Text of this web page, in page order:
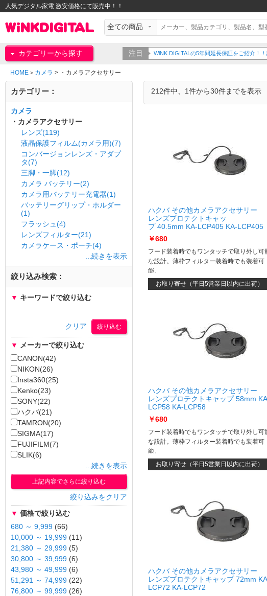
人気デジタル家電 激安価格にて販売中！！
カテゴリーから探す 注目 大型家電
！！詳細はこちらから
HOME > カメラ > ・カメラアクセサリー
212件中、1件から30件までを表示
ハクバ その他カメラアクセサリー
レンズプロテクトキャッ
プ 40.5mm KA-LCP405 KA-LCP405
￥680
フード装着時でもワンタッチで取り外し可
な設計。薄枠フィルター装着時でも装着可
能。
お取り寄せ（平日5営業日以内に出荷）
ハクバ その他カメラアクセサリー
レンズプロテクトキャップ 58mm
LCP58 KA-LCP58
￥680
フード装着時でもワンタッチで取り外し可
な設計。薄枠フィルター装着時でも装着可
能。
お取り寄せ（平日5営業日以内に出荷）
ハクバ その他カメラアクセサリー
レンズプロテクトキャップ 72mm
LCP72 KA-LCP72
カテゴリー：
カメラ
・カメラアクセサリー
レンズ(119)
液晶保護フィルム(カメラ用)(7)
コンバージョンレンズ・アダプ
タ(7)
三脚・一脚(12)
カメラ バッテリー(2)
カメラ用バッテリー充電器(1)
バッテリーグリップ・ホルダー
(1)
フラッシュ(4)
レンズフィルター(21)
カメラケース・ポーチ(4)
...続きを表示
絞り込み検索：
▼ キーワードで絞り込む
クリア
▼ メーカーで絞り込む
CANON(42)
NIKON(26)
Insta360(25)
Kenko(23)
SONY(22)
ハクバ(21)
TAMRON(20)
SIGMA(17)
FUJIFILM(7)
SLIK(6)
...続きを表示
上記内容でさらに絞り込む
絞り込みをクリア
▼ 価格で絞り込む
680 ～ 9,999 (66)
10,000 ～ 19,999 (11)
21,380 ～ 29,999 (5)
30,800 ～ 39,999 (6)
43,980 ～ 49,999 (6)
51,291 ～ 74,999 (22)
76,800 ～ 99,999 (26)